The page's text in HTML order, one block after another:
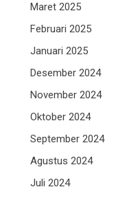
Maret 2025
Februari 2025
Januari 2025
Desember 2024
November 2024
Oktober 2024
September 2024
Agustus 2024
Juli 2024